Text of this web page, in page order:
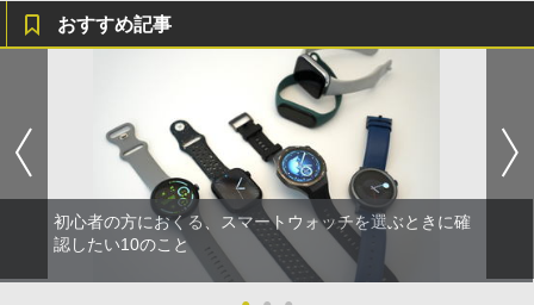
おすすめ記事
初心者の方におくる、スマートウォッチを選ぶときに確
認したい10のこと